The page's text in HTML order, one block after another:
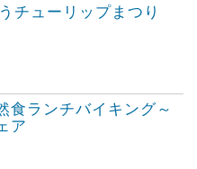
チューリップまつり
食ランチバイキング～
ア